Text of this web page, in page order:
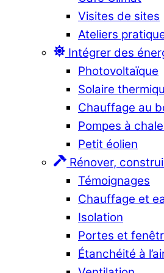
Visites de sites
Ateliers
Intégrer des
Photovoltaïque
Solaire
Chauffage au
Pompes à
Petit éolien
Rénover,
Témoignages
Chauffage et
Isolation
Portes et
Étanchéité à